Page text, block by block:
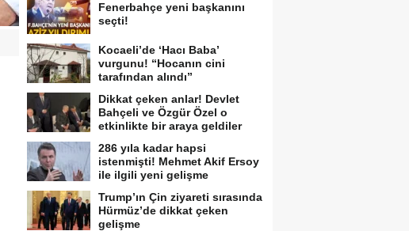
Fenerbahçe yeni başkanını
seçti!
Kocaeli’de ‘Hacı Baba’
vurgunu! “Hocanın cini
tarafından alındı”
Dikkat çeken anlar! Devlet
Bahçeli ve Özgür Özel o
etkinlikte bir araya geldiler
286 yıla kadar hapsi
istenmişti! Mehmet Akif Ersoy
ile ilgili yeni gelişme
Trump’ın Çin ziyareti sırasında
Hürmüz’de dikkat çeken
gelişme